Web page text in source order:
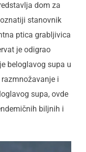
dom za
stanovnik
ptica grabljivica
je odigrao
beloglavog supa u
i
supa, ovde
biljnih i